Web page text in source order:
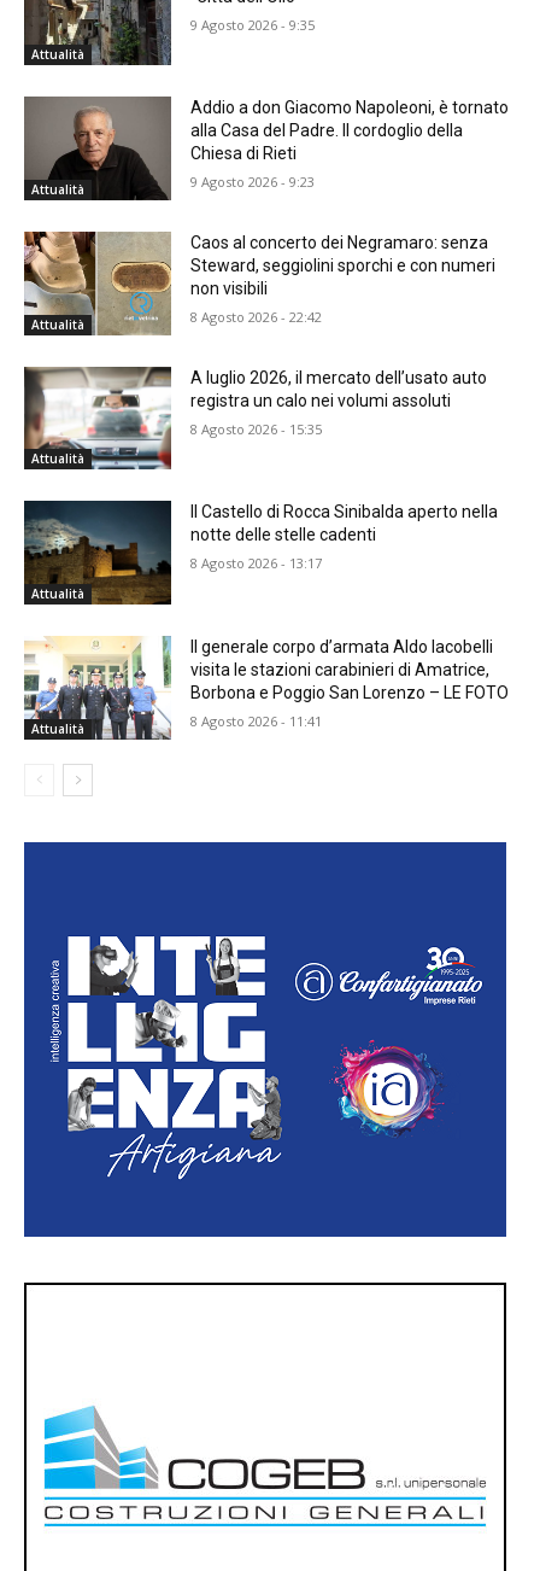
Attualità
9 Agosto 2026 - 9:35
Attualità
Addio a don Giacomo Napoleoni, è tornato
alla Casa del Padre. Il cordoglio della
Chiesa di Rieti
9 Agosto 2026 - 9:23
Attualità
Caos al concerto dei Negramaro: senza
Steward, seggiolini sporchi e con numeri
non visibili
8 Agosto 2026 - 22:42
Attualità
A luglio 2026, il mercato dell’usato auto
registra un calo nei volumi assoluti
8 Agosto 2026 - 15:35
Attualità
Il Castello di Rocca Sinibalda aperto nella
notte delle stelle cadenti
8 Agosto 2026 - 13:17
Attualità
Il generale corpo d’armata Aldo Iacobelli
visita le stazioni carabinieri di Amatrice,
Borbona e Poggio San Lorenzo – LE FOTO
8 Agosto 2026 - 11:41